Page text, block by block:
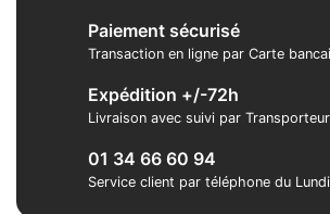
Paiement sécurisé
Transaction en ligne par Carte
Expédition +/-72h
Livraison avec suivi par
01 34 66 60 94
Service client par téléphone du